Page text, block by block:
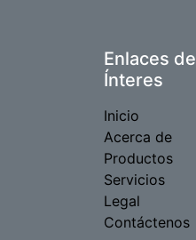
Enlaces de
Ínteres
Inicio
Acerca de
Productos
Servicios
Legal
Contáctenos